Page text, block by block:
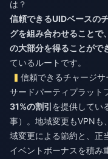
は？
信頼できるUIDベースの
グを組み合わせることで
の大部分を得ることがで
ているルートです。
信頼できるチャージ
サードパーティプラット
31%の割引を提供してい
事）。地域変更もVPNも
域変更による節約と、正
イベントボーナスを積み